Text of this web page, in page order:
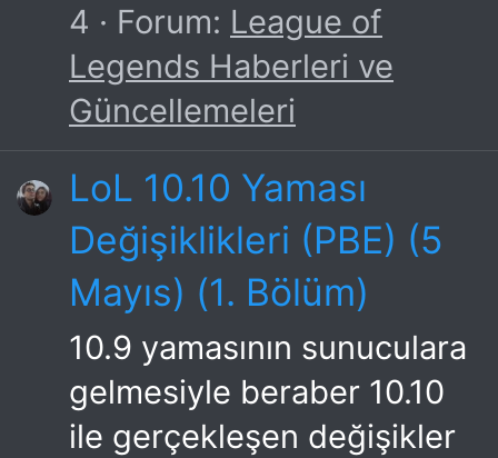
4
Forum: League of
Legends Haberleri ve
Güncellemeleri
LoL 10.10 Yaması
Değişiklikleri (PBE) (5
Mayıs) (1. Bölüm)
10.9 yamasının sunuculara
gelmesiyle beraber 10.10
ile gerçekleşen değişikler